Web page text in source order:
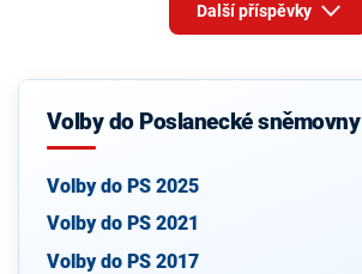
Další příspěvky
Volby do Poslanecké sněmovny
Volby do PS 2025
Volby do PS 2021
Volby do PS 2017